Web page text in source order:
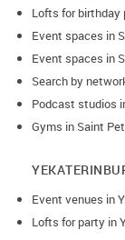
Lofts for birthday
Event spaces in
Event spaces in
Search by
Podcast studios
Gyms in Saint
Event venues in
Lofts for party in